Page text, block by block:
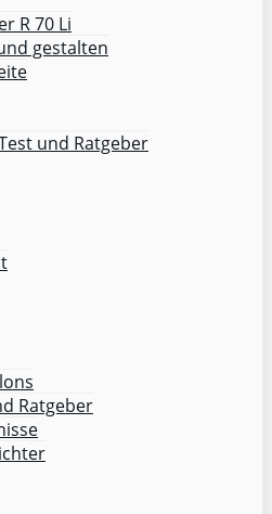
R 70 Li
gestalten
und Ratgeber
Ratgeber